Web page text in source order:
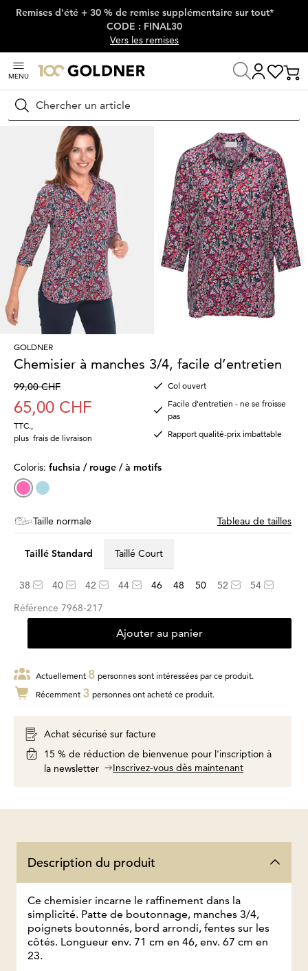
Passer la navigation, aller directement au contenu
Remises d'été + 30 % de remise supplémentaire sur tout*
CODE : FINAL30
Vers les remises
MENU
Rechercher
Maison Mode femme Chemisiers
GOLDNER
Chemisier à manches 3/4, facile d’entretien
99,00 CHF
65,00 CHF
TTC.
plus frais de livraison
Col ouvert
Facile d'entretien - ne se froisse
pas
Rapport qualité-prix imbattable
Coloris: fuchsia / rouge / à motifs
Taille normale Tableau de tailles
Taillé Standard Taillé Court
38 40 42 44 46 48 50 52
54
Référence 7968-217
Ajouter au panier
Actuellement 8 personnes sont intéressées par ce produit.
Récemment 3 personnes ont acheté ce produit.
Achat sécurisé sur facture
15 % de réduction de bienvenue pour l'inscription à
la newsletter
Inscrivez-vous dès maintenant
Description du produit
Ce chemisier incarne le raffinement dans la
simplicité. Patte de boutonnage, manches 3/4,
poignets boutonnés, bord arrondi, fentes sur les
côtés. Longueur env. 71 cm en 46, env. 67 cm en
23.